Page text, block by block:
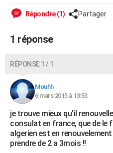
SANTE
Destinations
City break
Voyage nature
Voyage de noces
Forum
GUIDES D'ACHAT
BONS PLANS
Carte de Noël
Carte Bonne année
Carte Saint-Valentin
Carte Pâques
Carte d'anniversaire
DICTIONNAIRE
Dictionnaire
Biographies
Citations
Expressions
Proverbes
PROGRAMME TV
Répondre (1) Partager
1 réponse
RÉPONSE 1 / 1
Mouhh
6 mars 2015 à 13:53
je trouve mieux qu'il
consulat en france, que de le
algerien est en
prendre de 2 a 3mois !!